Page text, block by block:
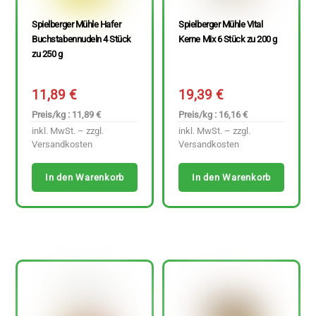
Spielberger Mühle Hafer
Buchstabennudeln 4 Stück
zu 250 g
11,89€
Preis/kg : 11,89 €
inkl. MwSt. – zzgl.
Versandkosten
In den Warenkorb
Spielberger Mühle Vital
Kerne Mix 6 Stück zu 200 g
19,39€
Preis/kg : 16,16 €
inkl. MwSt. – zzgl.
Versandkosten
In den Warenkorb